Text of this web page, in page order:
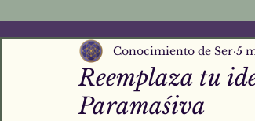
Reemplaza tu
Paramaśiva
Conocimiento de Ser 5